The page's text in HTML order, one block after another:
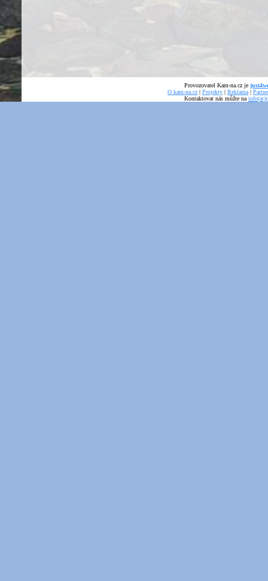
Provozovatel Kam-na.cz je
O kam-na.cz | Projekty | Reklama |
Kontaktovat nás můžte na